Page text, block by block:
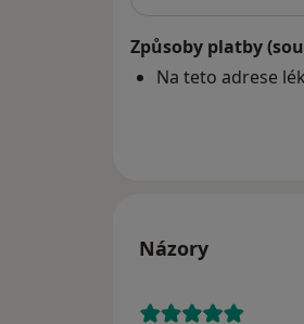
Způsoby platby
Na teto adrese
Názory